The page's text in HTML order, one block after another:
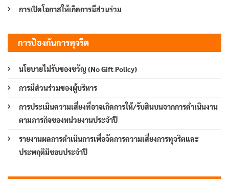
การเปิดโอกาสให้เกิดการมีส่วนร่วม
การป้องกันการทุจริต
นโยบายไม่รับของขวัญ (No Gift Policy)
การมีส่วนร่วมของผู้บริหาร
การประเมินความเสี่ยงที่อาจเกิดการให้/รับสินบนจากการดำเนินงาน
ตามภารกิจของหน่วยงานประจำปี
รายงานผลการดำเนินการเพื่อจัดการความเสี่ยงการทุจริตและ
ประพฤติมิชอบประจำปี